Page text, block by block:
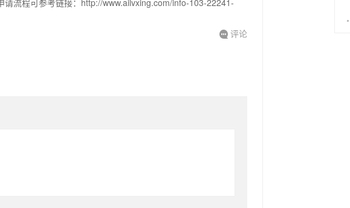
请流程可参考链接：http://www.ailvxing.com/info-103-22241-
 评论